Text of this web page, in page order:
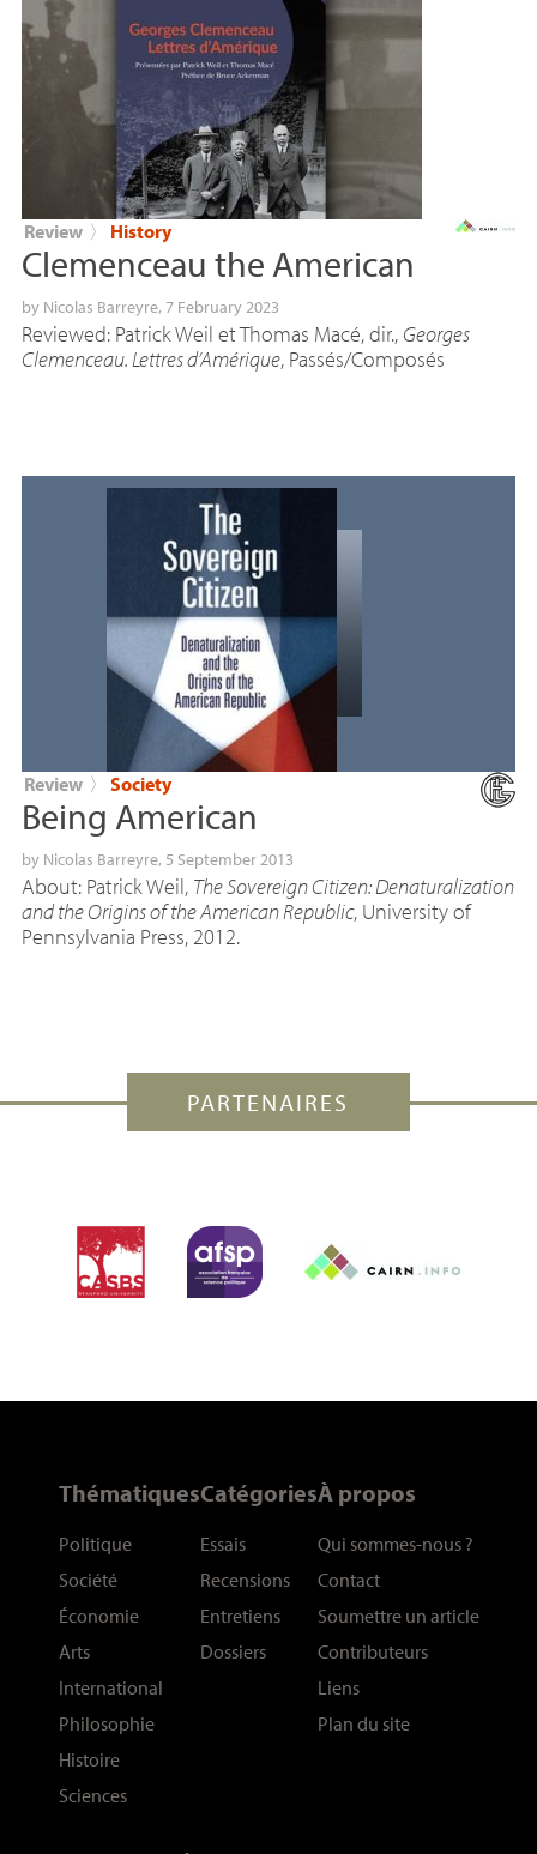
Review 〉 History
Clemenceau the American
by Nicolas Barreyre, 7 February 2023
Reviewed: Patrick Weil et Thomas Macé, dir., Georges
Clemenceau. Lettres d’Amérique, Passés/Composés
Review 〉 Society
Being American
by Nicolas Barreyre, 5 September 2013
About: Patrick Weil, The Sovereign Citizen: Denaturalization
and the Origins of the American Republic, University of
Pennsylvania Press, 2012.
PARTENAIRES
Thématiques
Politique
Société
Économie
Arts
International
Philosophie
Histoire
Sciences
Catégories
Essais
Recensions
Entretiens
Dossiers
À propos
Qui sommes-nous ?
Contact
Soumettre un article
Contributeurs
Liens
Plan du site